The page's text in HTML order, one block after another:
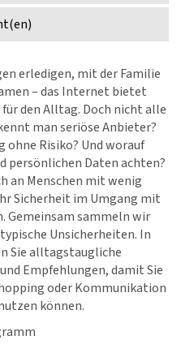
erledigen, mit der Familie
– das Internet bietet
den Alltag. Doch nicht alle
man seriöse Anbieter?
Risiko? Und worauf
persönlichen Daten achten?
an Menschen mit wenig
Sicherheit im Umgang mit
Gemeinsam sammeln wir
Unsicherheiten. In
Sie alltagstaugliche
Empfehlungen, damit Sie
oder Kommunikation
können.